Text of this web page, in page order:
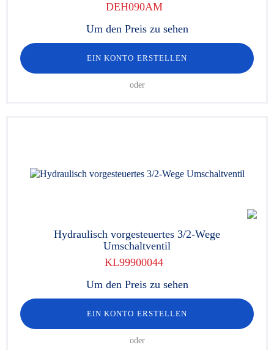
DEH090AM
Um den Preis zu sehen
EIN KONTO ERSTELLEN
oder
Hydraulisch vorgesteuertes 3/2-Wege
Umschaltventil
KL99900044
Um den Preis zu sehen
EIN KONTO ERSTELLEN
oder